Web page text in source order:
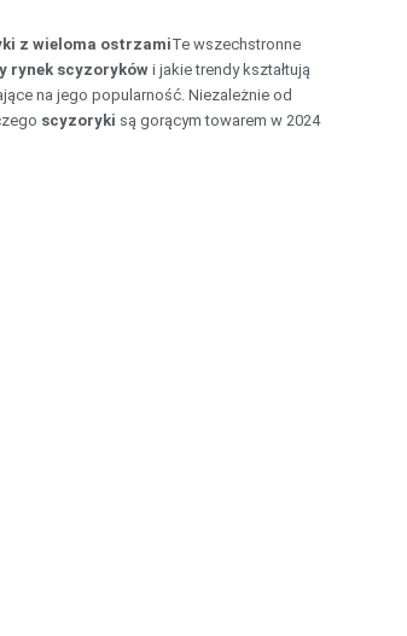
z wieloma ostrzamiTe wszechstronne
rynek scyzoryków i jakie trendy kształtują
na jego popularność. Niezależnie od
scyzoryki są gorącym towarem w 2024